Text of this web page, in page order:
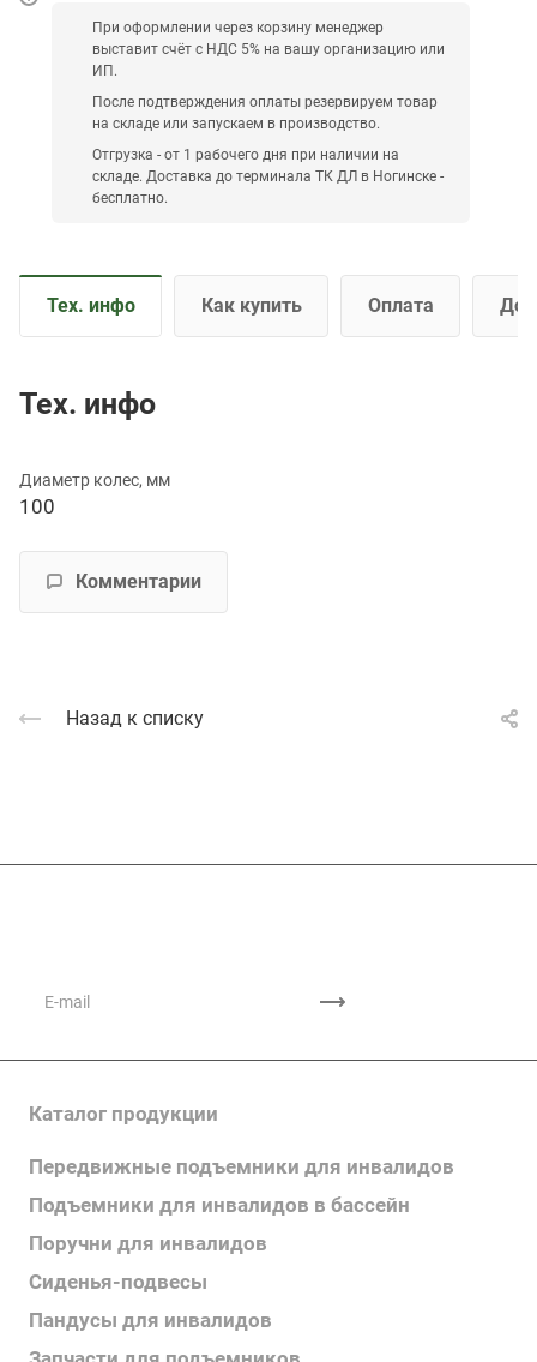
При оформлении через корзину менеджер
выставит счёт с НДС 5% на вашу организацию или
ИП.
После подтверждения оплаты резервируем товар
на складе или запускаем в производство.
Отгрузка - от 1 рабочего дня при наличии на
складе. Доставка до терминала ТК ДЛ в Ногинске -
бесплатно.
Тех. инфо Как купить Оплата
Тех. инфо
Диаметр колес, мм
100
Комментарии
Назад к списку
Каталог продукции
Передвижные подъемники для инвалидов
Подъемники для инвалидов в бассейн
Поручни для инвалидов
Сиденья-подвесы
Пандусы для инвалидов